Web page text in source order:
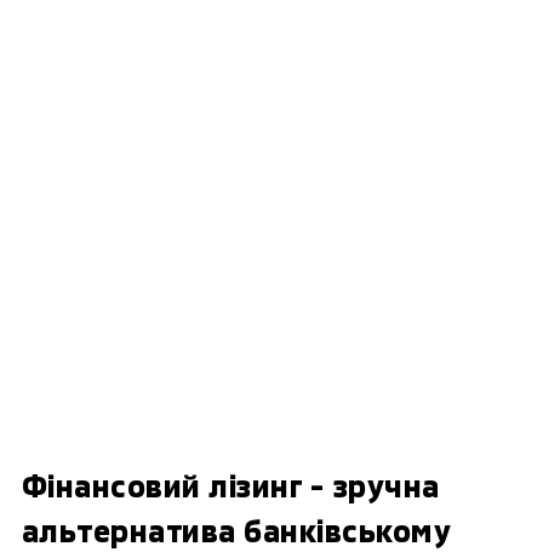
Фінансовий лізинг - зручна
альтернатива банківському